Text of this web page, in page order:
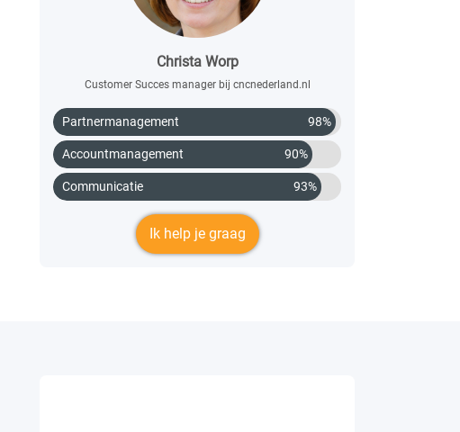
Christa Worp
Customer Succes manager bij cncnederland.nl
Partnermanagement 98%
Accountmanagement 90%
Communicatie 93%
Ik help je graag